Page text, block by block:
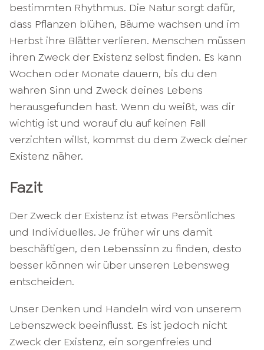
bestimmten Rhythmus. Die Natur sorgt dafür,
dass Pflanzen blühen, Bäume wachsen und im
Herbst ihre Blätter verlieren. Menschen müssen
ihren Zweck der Existenz selbst finden. Es kann
Wochen oder Monate dauern, bis du den
wahren Sinn und Zweck deines Lebens
herausgefunden hast. Wenn du weißt, was dir
wichtig ist und worauf du auf keinen Fall
verzichten willst, kommst du dem Zweck deiner
Existenz näher.
Fazit
Der Zweck der Existenz ist etwas Persönliches
und Individuelles. Je früher wir uns damit
beschäftigen, den Lebenssinn zu finden, desto
besser können wir über unseren Lebensweg
entscheiden.
Unser Denken und Handeln wird von unserem
Lebenszweck beeinflusst. Es ist jedoch nicht
Zweck der Existenz, ein sorgenfreies und